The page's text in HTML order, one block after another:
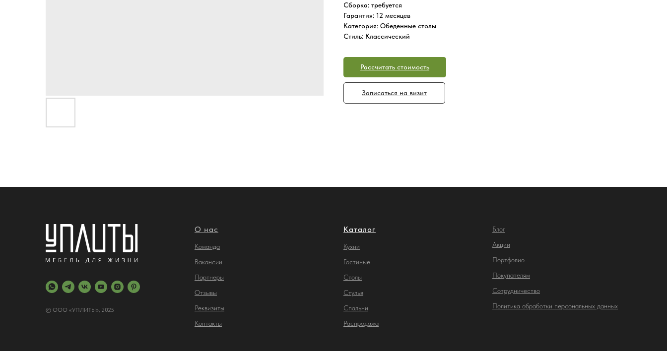
Сборка: требуется
Гарантия: 12 месяцев
Категория: Обеденные столы
Стиль: Классический
Рассчитать стоимость
Записаться на визит
© ООО «УПЛИТЫ», 2025
О нас
Команда
Вакансии
Партнеры
Отзывы
Реквизиты
Контакты
Каталог
Кухни
Гостиные
Столы
Стулья
Спальни
Распродажа
Блог
Акции
Портфолио
Покупателям
Сотрудничество
Политика обработки персональных данных